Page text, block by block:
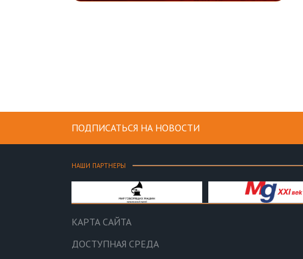
ПОДПИСАТЬСЯ НА НОВОСТИ
НАШИ ПАРТНЕРЫ
КАРТА САЙТА
ДОСТУПНАЯ СРЕДА